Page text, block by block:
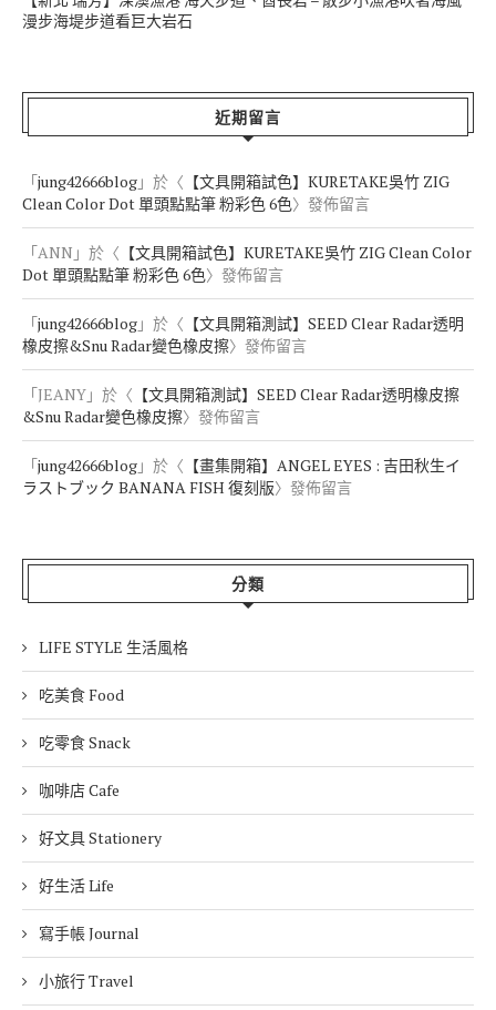
漫步海堤步道看巨大岩石
近期留言
「jung42666blog 」於〈 【文具開箱試色】KURETAKE吳竹 ZIG
Clean Color Dot 單頭點點筆 粉彩色 6色〉發佈留言
「ANN 」於〈 【文具開箱試色】KURETAKE吳竹 ZIG Clean Color
Dot 單頭點點筆 粉彩色 6色〉發佈留言
「jung42666blog 」於〈 【文具開箱測試】SEED Clear Radar透明
橡皮擦&Snu Radar變色橡皮擦〉發佈留言
「JEANY 」於〈 【文具開箱測試】SEED Clear Radar透明橡皮擦
&Snu Radar變色橡皮擦〉發佈留言
「jung42666blog 」於〈 【畫集開箱】ANGEL EYES : 吉田秋生イ
ラストブック BANANA FISH 復刻版〉發佈留言
分類
LIFE STYLE 生活風格
吃美食 Food
吃零食 Snack
咖啡店 Cafe
好文具 Stationery
好生活 Life
寫手帳 Journal
小旅行 Travel